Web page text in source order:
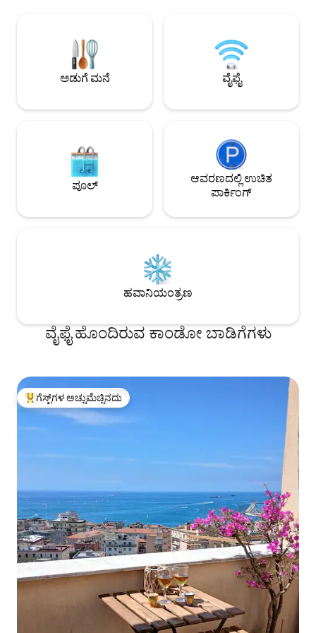
(3 ಕಿ .ಮೀ) ಅಮಾಲ್ಫಿ (1.5 ಕಿ .ಮೀ) ಅಟ್ರಾಣಿ (1 ಕಿ
.ಮೀ) ಪೊಸಿಟಾನೊ (17 ಕಿ .ಮೀ) ಮಿನೋರಿ (2.5 ಕಿ
.ಮೀ) ಕ್ಯಾಪ್ರಿ ದ್ವೀಪ (ದೋಣಿಯ ಮೂಲಕ).
ಹಳೆಯದಾದ
ಪಾತ್ರವನ್ನು
ಒಳಾಂಗಣವನ್ನು ಸಹ
ಕರಾವಳಿ ದೃಶ್ಯಾವಳಿ
ಅಡುಗೆ ಮನೆ ವೈಫೈ
ಪೂಲ್
ಆವರಣದಲ್ಲಿ ಉಚಿತ
ಪಾರ್ಕಿಂಗ್
ಹವಾನಿಯಂತ್ರಣ
ವೈಫೈ ಹೊಂದಿರುವ ಕಾಂಡೋ ಬಾಡಿಗೆಗಳು
ಗೆಸ್ಟ್‌ಗಳಿಗೆ ಅತಿ ಹೆಚ್ಚು ಅಚ್ಚುಮೆಚ್ಚಿನದು
ಗೆಸ್ಟ್‌ಗಳ ಅಚ್ಚುಮೆಚ್ಚಿನದು